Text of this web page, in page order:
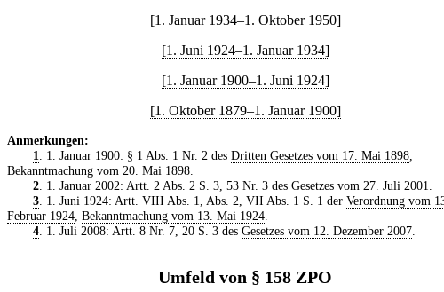
[1. Januar 1934–1. Oktober 1950]
[1. Juni 1924–1. Januar 1934]
[1. Januar 1900–1. Juni 1924]
[1. Oktober 1879–1. Januar 1900]
Anmerkungen:
1
. 1. Januar 1900: § 1 Abs. 1 Nr. 2 des Dritten Gesetzes vom 17. Mai 1898,
Bekanntmachung vom 20. Mai 1898
2. 1. Januar 2002: Artt. 2 Abs. 2 S. 3, 53 Nr. 3 des Gesetzes vom 27. Juli 2001
3. 1. Juni 1924: Artt. VIII Abs. 1, Abs. 2, VII Abs. 1 S. 1 der Verordnung vom
Februar 1924 Bekanntmachung vom 13. Mai 1924
4. 1. Juli 2008: Artt. 8 Nr. 7, 20 S. 3 des Gesetzes vom 12. Dezember 2007.
Umfeld von § 158 ZPO